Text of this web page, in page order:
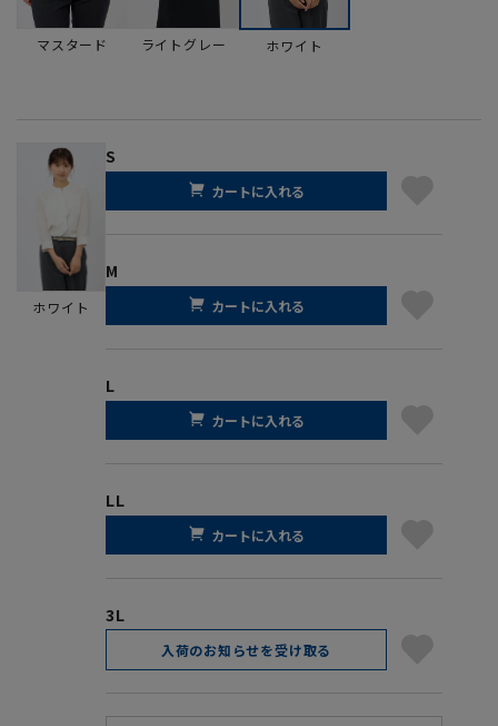
マスタード ライトグレー ホワイト
ホワイト
S
カートに入れる
M
カートに入れる
L
カートに入れる
LL
カートに入れる
3L
入荷のお知らせを受け取る